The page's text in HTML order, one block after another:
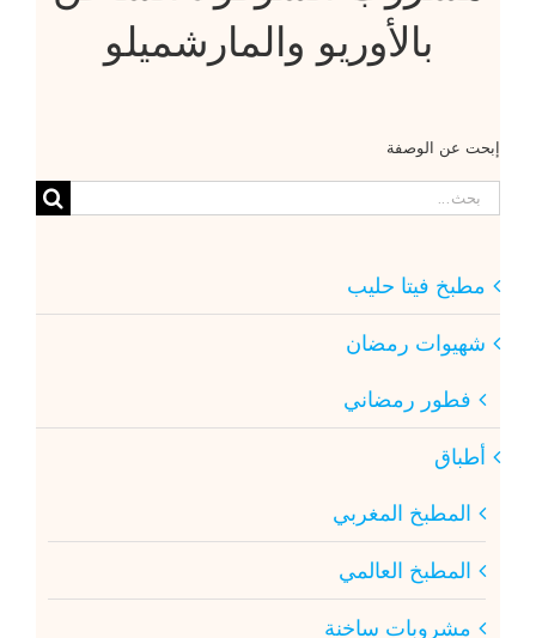
بالأوريو والمارشميلو
إبحت عن الوصفة
البحث
مطبخ فيتا حليب
شهيوات رمضان
فطور رمضاني
أطباق
المطبخ المغربي
المطبخ العالمي
مشروبات ساخنة